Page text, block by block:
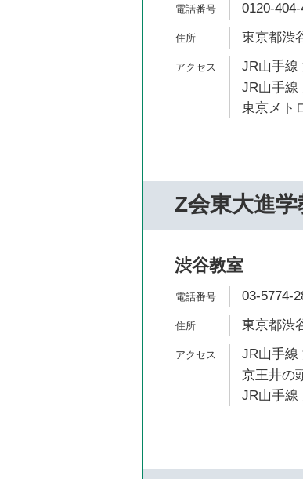
0120-
東京都渋
JR山手線
JR山手線
東京メト
Z会東大進学
渋谷教室
03-5774-
東京都渋
JR山手線
京王井の
JR山手線